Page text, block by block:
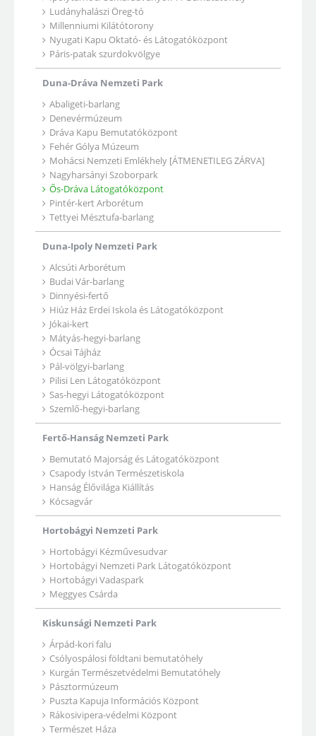
Ludányhalászi Öreg-tó
Millenniumi Kilátótorony
Nyugati Kapu Oktató- és Látogatóközpont
Páris-patak szurdokvölgye
Duna-Dráva Nemzeti Park
Abaligeti-barlang
Denevérmúzeum
Dráva Kapu Bemutatóközpont
Fehér Gólya Múzeum
Mohácsi Nemzeti Emlékhely [ÁTMENETILEG ZÁRVA]
Nagyharsányi Szoborpark
Ős-Dráva Látogatóközpont
Pintér-kert Arborétum
Tettyei Mésztufa-barlang
Duna-Ipoly Nemzeti Park
Alcsúti Arborétum
Budai Vár-barlang
Dinnyési-fertő
Hiúz Ház Erdei Iskola és Látogatóközpont
Jókai-kert
Mátyás-hegyi-barlang
Ócsai Tájház
Pál-völgyi-barlang
Pilisi Len Látogatóközpont
Sas-hegyi Látogatóközpont
Szemlő-hegyi-barlang
Fertő-Hanság Nemzeti Park
Bemutató Majorság és Látogatóközpont
Csapody István Természetiskola
Hanság Élővilága Kiállítás
Kócsagvár
Hortobágyi Nemzeti Park
Hortobágyi Kézművesudvar
Hortobágyi Nemzeti Park Látogatóközpont
Hortobágyi Vadaspark
Meggyes Csárda
Kiskunsági Nemzeti Park
Árpád-kori falu
Csólyospálosi földtani bemutatóhely
Kurgán Természetvédelmi Bemutatóhely
Pásztormúzeum
Puszta Kapuja Információs Központ
Rákosivipera-védelmi Központ
Természet Háza